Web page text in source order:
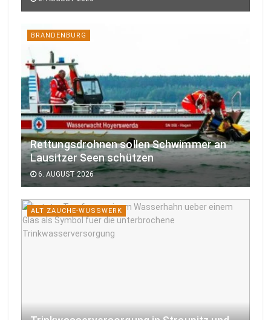
BRANDENBURG
Rettungsdrohnen sollen Schwimmer an
Lausitzer Seen schützen
6. AUGUST 2026
ALT ZAUCHE-WUSSWERK